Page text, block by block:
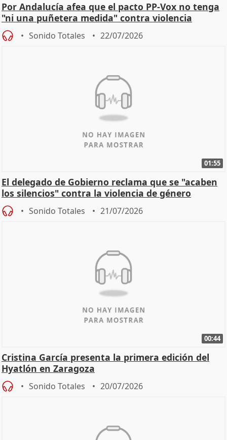
Por Andalucía afea que el pacto PP-Vox no tenga
"ni una puñetera medida" contra violencia
machista
Sonido Totales 22/07/2026
01:55
El delegado de Gobierno reclama que se "acaben
los silencios" contra la violencia de género
Sonido Totales 21/07/2026
00:44
Cristina García presenta la primera edición del
Hyatlón en Zaragoza
Sonido Totales 20/07/2026